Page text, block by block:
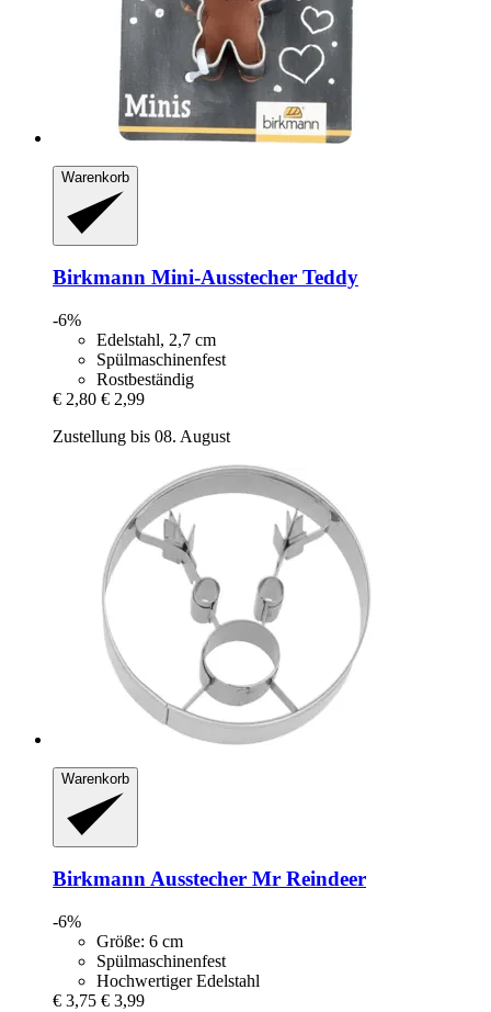
Warenkorb
Birkmann Mini-​Ausstecher Teddy
-6%
Edelstahl, 2,7 cm
Spülmaschinenfest
Rostbeständig
€ 2,80 € 2,99
Zustellung bis 08. August
Warenkorb
BirkmannAusstecher Mr Reindeer
-6%
Größe: 6 cm
Spülmaschinenfest
Hochwertiger Edelstahl
€ 3,75 € 3,99